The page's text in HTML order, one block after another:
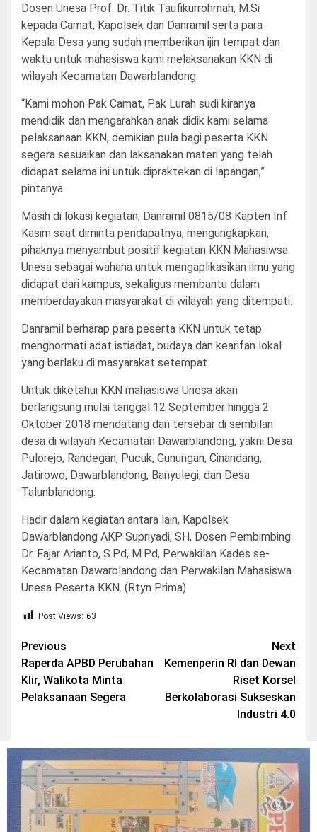
Dosen Unesa Prof. Dr. Titik Taufikurrohmah, M.Si
kepada Camat, Kapolsek dan Danramil serta para
Kepala Desa yang sudah memberikan ijin tempat dan
waktu untuk mahasiswa kami melaksanakan KKN di
wilayah Kecamatan Dawarblandong.
“Kami mohon Pak Camat, Pak Lurah sudi kiranya
mendidik dan mengarahkan anak didik kami selama
pelaksanaan KKN, demikian pula bagi peserta KKN
segera sesuaikan dan laksanakan materi yang telah
didapat selama ini untuk dipraktekan di lapangan,”
pintanya.
Masih di lokasi kegiatan, Danramil 0815/08 Kapten Inf
Kasim saat diminta pendapatnya, mengungkapkan,
pihaknya menyambut positif kegiatan KKN Mahasiwsa
Unesa sebagai wahana untuk mengaplikasikan ilmu yang
didapat dari kampus, sekaligus membantu dalam
memberdayakan masyarakat di wilayah yang ditempati.
Danramil berharap para peserta KKN untuk tetap
menghormati adat istiadat, budaya dan kearifan lokal
yang berlaku di masyarakat setempat.
Untuk diketahui KKN mahasiswa Unesa akan
berlangsung mulai tanggal 12 September hingga 2
Oktober 2018 mendatang dan tersebar di sembilan
desa di wilayah Kecamatan Dawarblandong, yakni Desa
Pulorejo, Randegan, Pucuk, Gunungan, Cinandang,
Jatirowo, Dawarblandong, Banyulegi, dan Desa
Talunblandong.
Hadir dalam kegiatan antara lain, Kapolsek
Dawarblandong AKP Supriyadi, SH, Dosen Pembimbing
Dr. Fajar Arianto, S.Pd, M.Pd, Perwakilan Kades se-
Kecamatan Dawarblandong dan Perwakilan Mahasiswa
Unesa Peserta KKN. (Rtyn Prima)
Post Views: 63
Post
navigation
Previous
Raperda APBD Perubahan
Klir, Walikota Minta
Pelaksanaan Segera
Next
Kemenperin RI dan Dewan
Riset Korsel
Berkolaborasi Sukseskan
Industri 4.0